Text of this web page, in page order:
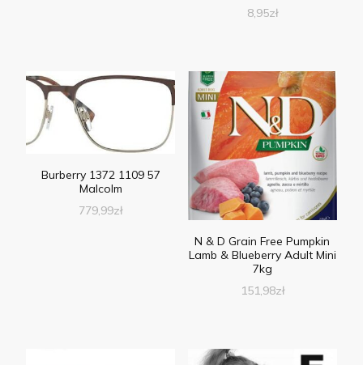
8,95zł
Burberry 1372 1109 57
Malcolm
779,99zł
N & D Grain Free Pumpkin
Lamb & Blueberry Adult Mini
7kg
151,98zł